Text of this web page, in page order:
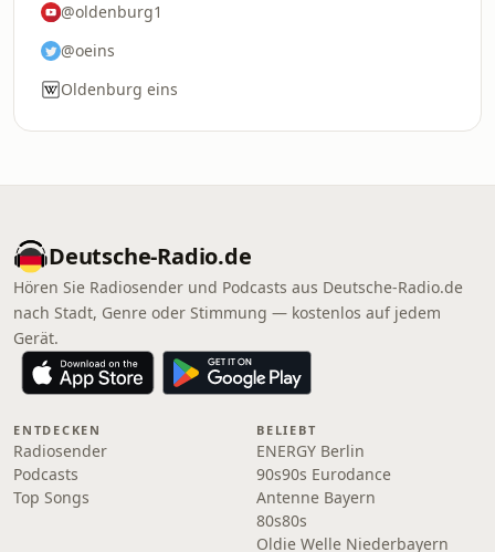
@oldenburg1
@oeins
Oldenburg eins
Deutsche-Radio.de
Hören Sie Radiosender und Podcasts aus Deutsche-Radio.de
nach Stadt, Genre oder Stimmung — kostenlos auf jedem
Gerät.
ENTDECKEN
Radiosender
Podcasts
Top Songs
BELIEBT
ENERGY Berlin
90s90s Eurodance
Antenne Bayern
80s80s
Oldie Welle Niederbayern